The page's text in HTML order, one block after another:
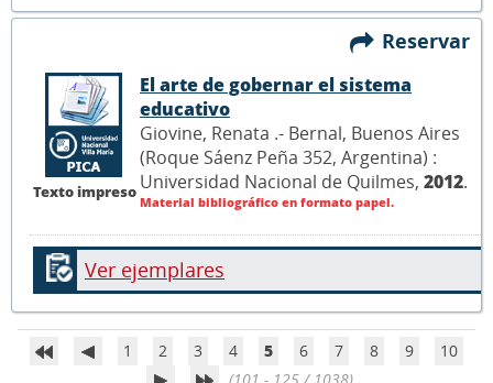
Reservar
Texto impreso
El arte de gobernar el sistema
educativo
Giovine, Renata .- Bernal, Buenos Aires
(Roque Sáenz Peña 352, Argentina) :
Universidad Nacional de Quilmes, 2012.
Material bibliográfico en formato papel.
Ver ejemplares
1 2 3 4 5 6 7 8 9
10
(101 - 125 / 1038)